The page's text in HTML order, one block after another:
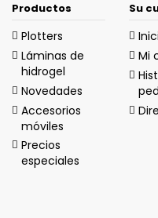
Productos
Plotters
Láminas de
hidrogel
Novedades
Accesorios
móviles
Precios
especiales
Su
Mi